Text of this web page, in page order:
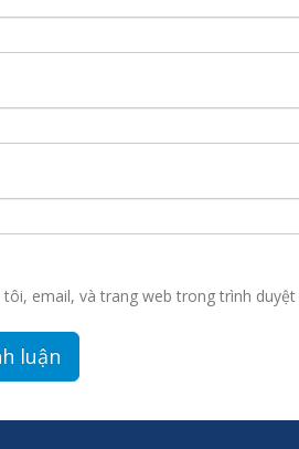
email, và trang web trong trình